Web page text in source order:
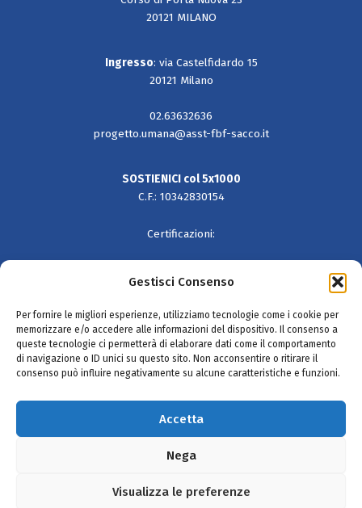
Gestisci Consenso
Per fornire le migliori esperienze, utilizziamo tecnologie come i cookie per
memorizzare e/o accedere alle informazioni del dispositivo. Il consenso a
queste tecnologie ci permetterà di elaborare dati come il comportamento
di navigazione o ID unici su questo sito. Non acconsentire o ritirare il
consenso può influire negativamente su alcune caratteristiche e funzioni.
Accetta
Nega
Visualizza le preferenze
20121 MILANO
Ingresso: via Castelfidardo 15
20121 Milano
02.63632636
progetto.umana@asst-fbf-sacco.it
SOSTIENICI col 5x1000
C.F.: 10342830154
Certificazioni: